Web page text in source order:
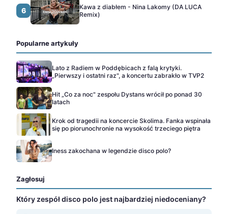
6
Kawa z diabłem - Nina Lakomy (DA LUCA
Remix)
Popularne artykuły
Lato z Radiem w Poddębicach z falą krytyki.
„Pierwszy i ostatni raz", a koncertu zabrakło w TVP2
Hit „Co za noc" zespołu Dystans wrócił po ponad 30
latach
Krok od tragedii na koncercie Skolima. Fanka wspinała
się po piorunochronie na wysokość trzeciego piętra
Iness zakochana w legendzie disco polo?
Zagłosuj
Który zespół disco polo jest najbardziej niedoceniany?